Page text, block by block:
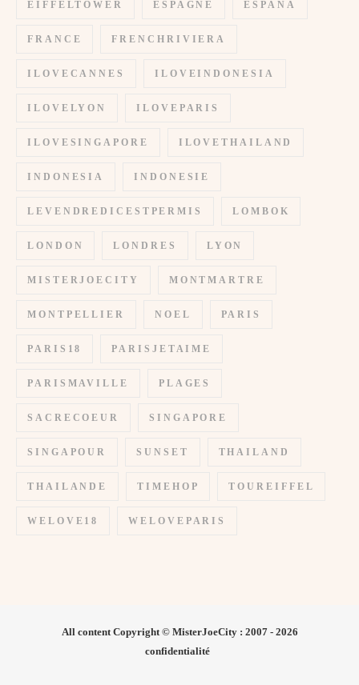
EIFFELTOWER ESPAGNE ESPANA
FRANCE FRENCHRIVIERA
ILOVECANNES ILOVEINDONESIA
ILOVELYON ILOVEPARIS
ILOVESINGAPORE ILOVETHAILAND
INDONESIA INDONESIE
LEVENDREDICESTPERMIS LOMBOK
LONDON LONDRES LYON
MISTERJOECITY MONTMARTRE
MONTPELLIER NOEL PARIS
PARIS18 PARISJETAIME
PARISMAVILLE PLAGES
SACRECOEUR SINGAPORE
SINGAPOUR SUNSET THAILAND
THAILANDE TIMEHOP TOUREIFFEL
WELOVE18 WELOVEPARIS
All content Copyright © MisterJoeCity : 2007 - 2026
confidentialité